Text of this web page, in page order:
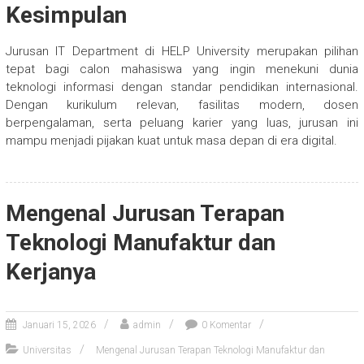
Kesimpulan
Jurusan IT Department di HELP University merupakan pilihan
tepat bagi calon mahasiswa yang ingin menekuni dunia
teknologi informasi dengan standar pendidikan internasional.
Dengan kurikulum relevan, fasilitas modern, dosen
berpengalaman, serta peluang karier yang luas, jurusan ini
mampu menjadi pijakan kuat untuk masa depan di era digital.
Mengenal Jurusan Terapan
Teknologi Manufaktur dan
Kerjanya
Januari 15, 2026 admin 0 Komentar
Universitas Mengenal Jurusan Terapan Teknologi Manufaktur dan